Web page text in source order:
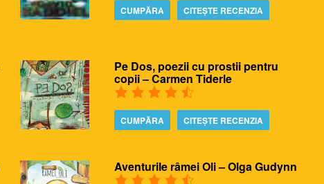
CUMPĂRA CITEȘTE RECENZIA
Pe Dos, poezii cu prostii pentru
copii – Carmen Tiderle
CUMPĂRA CITEȘTE RECENZIA
Aventurile râmei Oli – Olga Gudynn